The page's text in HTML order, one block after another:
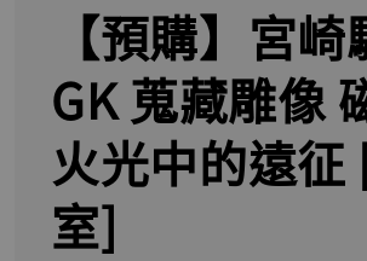
【預購】宮
GK 蒐藏雕像
火光中的遠征
室]